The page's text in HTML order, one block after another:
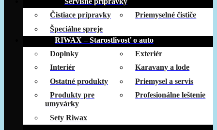
Čistiace prípravky
Priemyselné čističe
Špeciálne spreje
RIWAX – Starostlivosť o auto
Doplnky
Exteriér
Interiér
Karavany a lode
Ostatné produkty
Priemysel a servis
Produkty pre
umyvárky
Profesionálne leštenie
Sety Riwax